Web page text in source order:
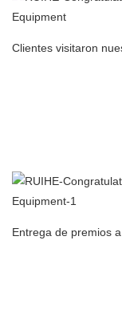
Clientes visitaron
Entrega de premios